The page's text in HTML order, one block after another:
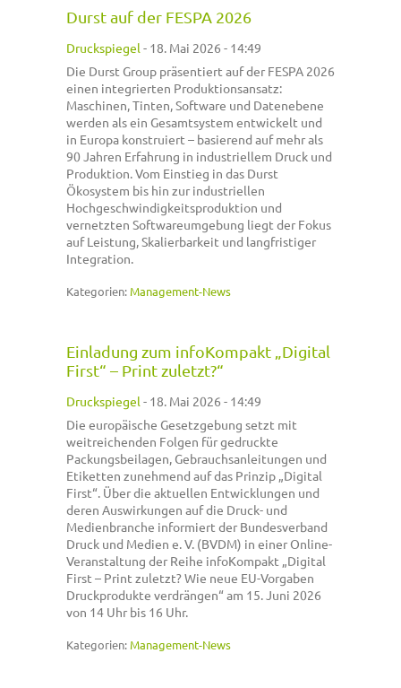
Durst auf der FESPA 2026
Druckspiegel - 18. Mai 2026 - 14:49
Die Durst Group präsentiert auf der FESPA 2026
einen integrierten Produktionsansatz:
Maschinen, Tinten, Software und Datenebene
werden als ein Gesamtsystem entwickelt und
in Europa konstruiert – basierend auf mehr als
90 Jahren Erfahrung in industriellem Druck und
Produktion. Vom Einstieg in das Durst
Ökosystem bis hin zur industriellen
Hochgeschwindigkeitsproduktion und
vernetzten Softwareumgebung liegt der Fokus
auf Leistung, Skalierbarkeit und langfristiger
Integration.
Kategorien: Management-News
Einladung zum infoKompakt „Digital
First“ – Print zuletzt?“
Druckspiegel - 18. Mai 2026 - 14:49
Die europäische Gesetzgebung setzt mit
weitreichenden Folgen für gedruckte
Packungsbeilagen, Gebrauchsanleitungen und
Etiketten zunehmend auf das Prinzip „Digital
First“. Über die aktuellen Entwicklungen und
deren Auswirkungen auf die Druck- und
Medienbranche informiert der Bundesverband
Druck und Medien e. V. (BVDM) in einer Online-
Veranstaltung der Reihe infoKompakt „Digital
First – Print zuletzt? Wie neue EU-Vorgaben
Druckprodukte verdrängen“ am 15. Juni 2026
von 14 Uhr bis 16 Uhr.
Kategorien: Management-News